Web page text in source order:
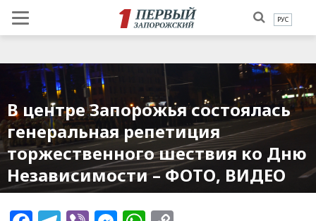
РУС
В центре Запорожья состоялась
генеральная репетиция
торжественного шествия ко Дню
Независимости – ФОТО, ВИДЕО